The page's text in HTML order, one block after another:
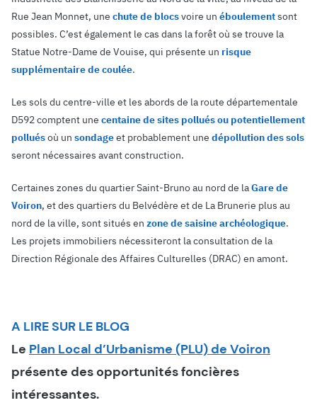
Rue Jean Monnet, une chute de blocsvoire un éboulementsont
possibles. C’est également le cas dans la forêt où se trouve la
Statue Notre-Dame de Vouise, qui présente un risque
supplémentaire de coulée.
Les sols du centre-ville et les abords de la route départementale
D592 comptent une centaine de sites pollués ou potentiellement
polluésoù un sondageet probablement une dépollution des sols
seront nécessaires avant construction.
Certaines zones du quartier Saint-Bruno au nord de laGare de
Voiron, et des quartiers du Belvédère et de La Brunerie plus au
nord de la ville, sont situés en zone de saisine archéologique.
Les projets immobiliers nécessiteront la consultation de la
Direction Régionale des Affaires Culturelles (DRAC) en amont.
A LIRE SUR LE BLOG
Le Plan Local d’Urbanisme (PLU) de Voiron
présente des opportunités foncières
intéressantes.